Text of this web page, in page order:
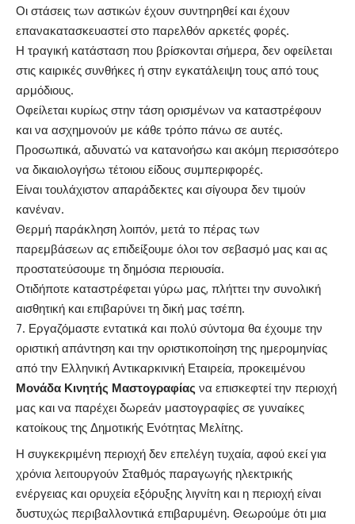
Οι στάσεις των αστικών έχουν συντηρηθεί και έχουν
επανακατασκευαστεί στο παρελθόν αρκετές φορές.
Η τραγική κατάσταση που βρίσκονται σήμερα, δεν οφείλεται
στις καιρικές συνθήκες ή στην εγκατάλειψη τους από τους
αρμόδιους.
Οφείλεται κυρίως στην τάση ορισμένων να καταστρέφουν
και να ασχημονούν με κάθε τρόπο πάνω σε αυτές.
Προσωπικά, αδυνατώ να κατανοήσω και ακόμη περισσότερο
να δικαιολογήσω τέτοιου είδους συμπεριφορές.
Είναι τουλάχιστον απαράδεκτες και σίγουρα δεν τιμούν
κανέναν.
Θερμή παράκληση λοιπόν, μετά το πέρας των
παρεμβάσεων ας επιδείξουμε όλοι τον σεβασμό μας και ας
προστατεύσουμε τη δημόσια περιουσία.
Οτιδήποτε καταστρέφεται γύρω μας, πλήττει την συνολική
αισθητική και επιβαρύνει τη δική μας τσέπη.
Εργαζόμαστε εντατικά και πολύ σύντομα θα έχουμε την
οριστική απάντηση και την οριστικοποίηση της ημερομηνίας
από την Ελληνική Αντικαρκινική Εταιρεία, προκειμένου
Μονάδα Κινητής Μαστογραφίας να επισκεφτεί την περιοχή
μας και να παρέχει δωρεάν μαστογραφίες σε γυναίκες
κατοίκους της Δημοτικής Ενότητας Μελίτης.
Η συγκεκριμένη περιοχή δεν επελέγη τυχαία, αφού εκεί για
χρόνια λειτουργούν Σταθμός παραγωγής ηλεκτρικής
ενέργειας και ορυχεία εξόρυξης λιγνίτη και η περιοχή είναι
δυστυχώς περιβαλλοντικά επιβαρυμένη. Θεωρούμε ότι μια